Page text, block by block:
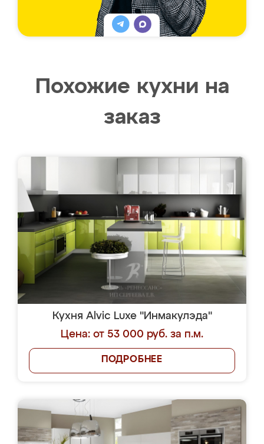
Похожие кухни на
заказ
Кухня Alvic Luxe "Инмакулэда"
Цена: от 53 000 руб. за п.м.
ПОДРОБНЕЕ